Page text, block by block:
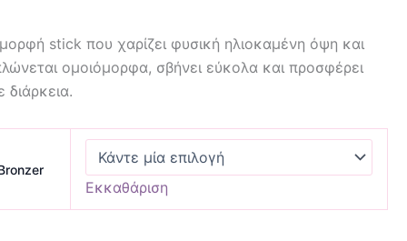
stick που χαρίζει φυσική ηλιοκαμένη όψη και
ομοιόμορφα, σβήνει εύκολα και προσφέρει
Εκκαθάριση